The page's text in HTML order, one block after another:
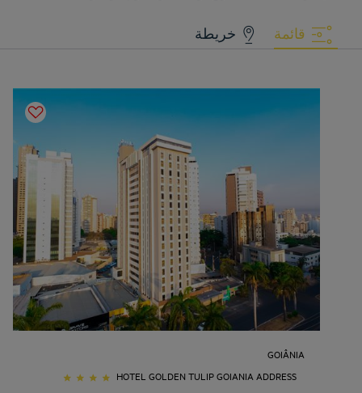
قائمة خريطة
GOIÂNIA
HOTEL GOLDEN TULIP GOIANIA ADDRESS